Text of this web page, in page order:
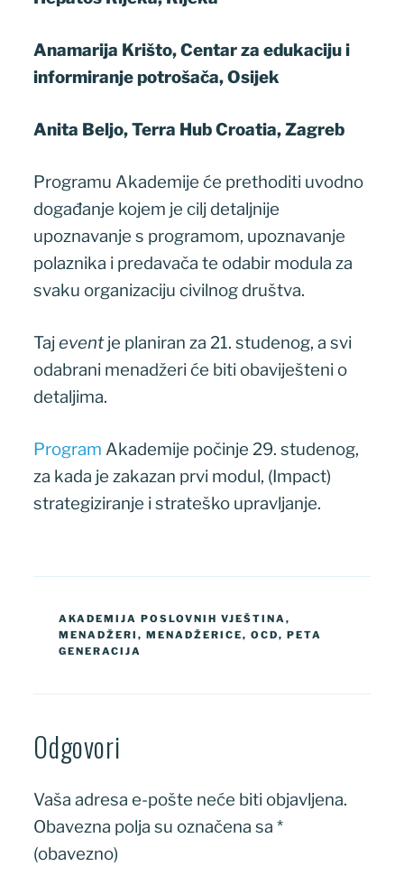
Anamarija Krišto, Centar za edukaciju i
informiranje potrošača, Osijek
Anita Beljo, Terra Hub Croatia, Zagreb
Programu Akademije će prethoditi uvodno
događanje kojem je cilj detaljnije
upoznavanje s programom, upoznavanje
polaznika i predavača te odabir modula za
svaku organizaciju civilnog društva.
Tajeventje planiran za 21. studenog, a svi
odabrani menadžeri će biti obaviješteni o
detaljima.
Program Akademije počinje 29. studenog,
za kada je zakazan prvi modul, (Impact)
strategiziranje i strateško upravljanje.
OZNAKE
AKADEMIJA POSLOVNIH VJEŠTINA,
MENADŽERI , MENADŽERICE, OCD, PETA
GENERACIJA
Odgovori
Vaša adresa e-pošte neće biti objavljena.
Obavezna polja su označena sa*
(obavezno)